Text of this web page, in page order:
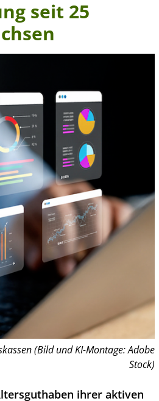
seit 25
(Bild und KI-Montage: Adobe
Stock)
ihrer aktiven